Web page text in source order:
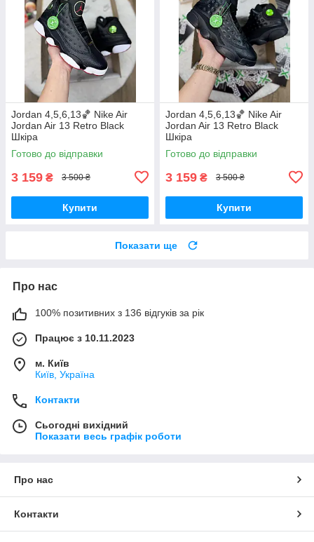
Jordan 4,5,6,13🏀 Nike Air
Jordan Air 13 Retro Black
Шкіра
Готово до відправки
3 159 ₴ 3 500 ₴
Купити
Jordan 4,5,6,13🏀 Nike Air
Jordan Air 13 Retro Black
Шкіра
Готово до відправки
3 159 ₴ 3 500 ₴
Купити
Показати ще
Про нас
100% позитивних з 136 відгуків за рік
Працює з 10.11.2023
м. Київ
Київ, Україна
Контакти
Сьогодні вихідний
Показати весь графік роботи
Про нас
Контакти